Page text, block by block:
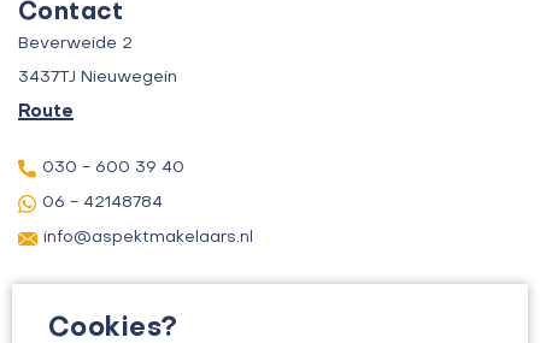
Cookies?
Taxatie
Verhuur
Over ons
Contact
Beverweide 2
3437TJ Nieuwegein
Route
030 - 600 39 40
06 - 42148784
info@aspektmakelaars.nl